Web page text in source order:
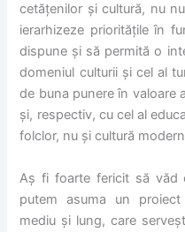
cetățenilor și cultură, nu
ierarhizeze prioritățile în
dispune și să permită o
domeniul culturii și cel al
de buna punere în valoare
și, respectiv, cu cel al
folclor, nu și cultură
Aș fi foarte fericit să văd
putem asuma un
mediu și lung, care